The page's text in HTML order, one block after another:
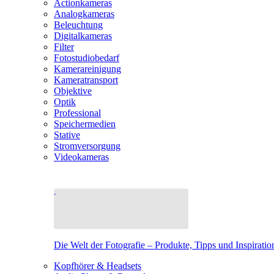
Actionkameras
Analogkameras
Beleuchtung
Digitalkameras
Filter
Fotostudiobedarf
Kamerareinigung
Kameratransport
Objektive
Optik
Professional
Speichermedien
Stative
Stromversorgung
Videokameras
Die Welt der Fotografie – Produkte, Tipps und
Kopfhörer & Headsets